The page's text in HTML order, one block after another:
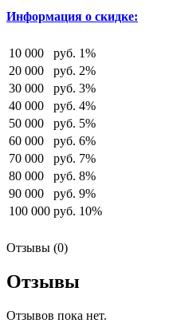
Информация о скидке:
10 000 руб. 1%
20 000
руб. 2%
30 000
руб. 3%
40 000
руб. 4%
50 000
руб. 5%
60 000
руб. 6%
70 000
руб. 7%
80 000
руб. 8%
90 000
руб. 9%
100 000 руб. 10%
Отзывы (0)
Отзывы
Отзывов пока нет.